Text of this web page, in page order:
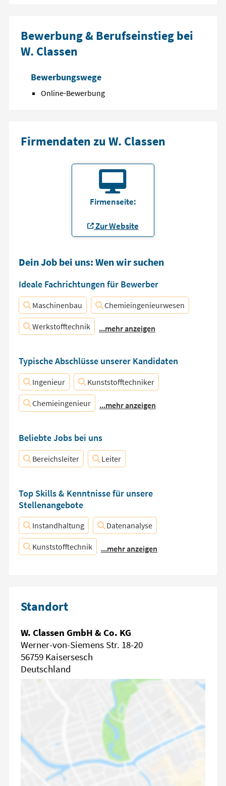
Bewerbung & Berufseinstieg bei
W. Classen
Bewerbungswege
Online-Bewerbung
Firmendaten zu W. Classen
Firmenseite:
Zur Website
Dein Job bei uns: Wen wir suchen
Ideale Fachrichtungen für Bewerber
Maschinenbau Chemieingenieurwesen
Werkstofftechnik ...mehr anzeigen
Typische Abschlüsse unserer Kandidaten
Ingenieur Kunststofftechniker
Chemieingenieur ...mehr anzeigen
Beliebte Jobs bei uns
Bereichsleiter Leiter
Top Skills & Kenntnisse für unsere
Stellenangebote
Instandhaltung Datenanalyse
Kunststofftechnik ...mehr anzeigen
Standort
W. Classen GmbH & Co. KG
Werner-von-Siemens Str. 18-20
56759 Kaisersesch
Deutschland